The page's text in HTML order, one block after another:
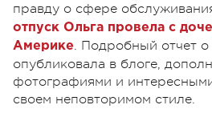
правду о сфере
отпуск Ольга провела с
Америке. Подробный отчет
опубликовала в блоге,
фотографиями и
своем неповторимом стиле.